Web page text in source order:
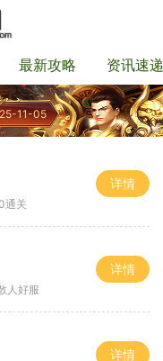
最新攻略 资讯速递
11-05
通关
详情
人好服
详情
详情